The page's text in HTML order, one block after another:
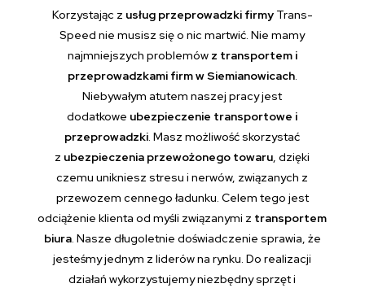
Korzystając z usług przeprowadzki firmyTrans-
Speed nie musisz się o nic martwić. Nie mamy
najmniejszych problemów z transportem i
przeprowadzkami firm w Siemianowicach.
Niebywałym atutem naszej pracy jest
dodatkowe ubezpieczenie transportowe i
przeprowadzki. Masz możliwość skorzystać
z ubezpieczenia przewożonego towaru, dzięki
czemu unikniesz stresu i nerwów, związanych z
przewozem cennego ładunku. Celem tego jest
odciążenie klienta od myśli związanymi z transportem
biura. Nasze długoletnie doświadczenie sprawia, że
jesteśmy jednym z liderów na rynku. Do realizacji
działań wykorzystujemy niezbędny sprzęt i